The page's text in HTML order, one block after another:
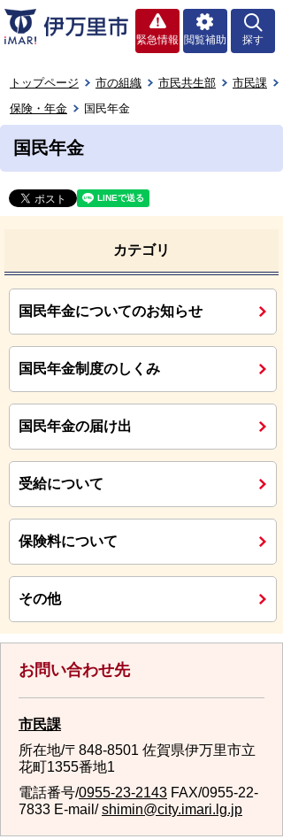
緊急情報 閲覧補助 探す
トップページ 市の組織 市民共生部
市民課
保険・年金
国民年金
国民年金
カテゴリ
国民年金についてのお知らせ
国民年金制度のしくみ
国民年金の届け出
受給について
保険料について
その他
お問い合わせ先
市民課
所在地/〒848-8501 佐賀県伊万里市立
花町1355番地1
電話番号/0955-23-2143 FAX/0955-22-
7833 E-mail/shimin@city.imari.lg.jp